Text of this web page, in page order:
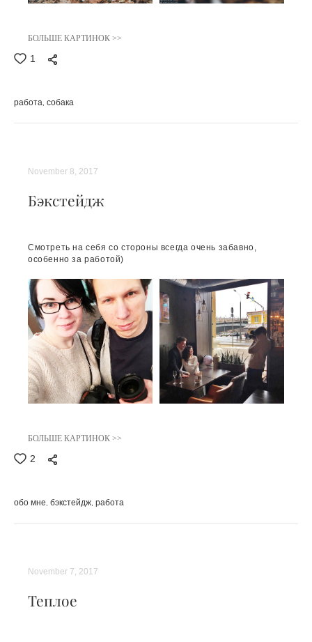
БОЛЬШЕ КАРТИНОК >>
1
работа собака
Бэкстейдж
November 8, 2017
Смотреть на себя со стороны всегда очень забавно,
особенно за работой)
БОЛЬШЕ КАРТИНОК >>
2
обо мне бэкстейдж работа
Теплое
November 7, 2017